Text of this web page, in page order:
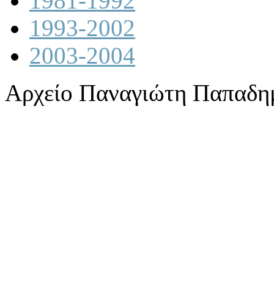
1993-2002
2003-2004
Αρχείο Παναγιώτη